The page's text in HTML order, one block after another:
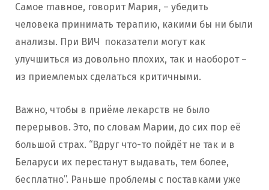
Самое главное, говорит Мария, – убедить
человека принимать терапию, какими бы ни были
анализы. При ВИЧ показатели могут как
улучшиться из довольно плохих, так и наоборот –
из приемлемых сделаться критичными.
Важно, чтобы в приёме лекарств не было
перерывов. Это, по словам Марии, до сих пор её
большой страх. “Вдруг что-то пойдёт не так и в
Беларуси их перестанут выдавать, тем более,
бесплатно”. Раньше проблемы с поставками уже